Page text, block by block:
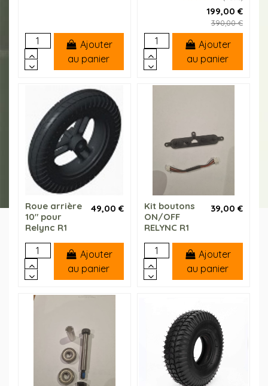
Ajouter
au panier
199,00 €
390,00 €
Ajouter
au panier
Roue arrière
10" pour
Relync R1
49,00 €
Ajouter
au panier
Kit boutons
ON/OFF
RELYNC R1
39,00 €
Ajouter
au panier